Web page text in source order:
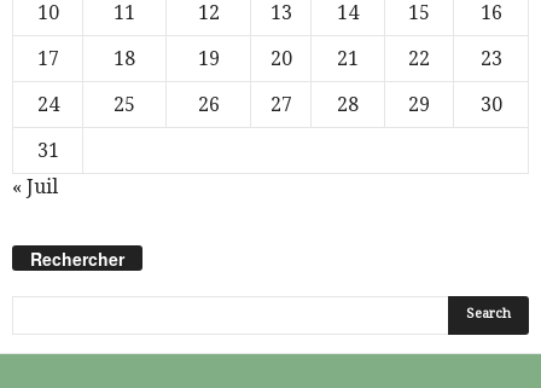
10
11 12 13 14 15
16
17
18 19 20 21 22
23
24
25 26 27 28 29
30
31
« Juil
Rechercher